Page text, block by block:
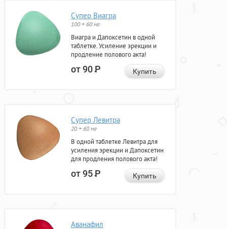
Супер Виагра
100 + 60 мг
Виагра и Дапоксетин в одной
таблетке. Усиление эрекции и
продление полового акта!
от 90Р Купить
Супер Левитра
20 + 60 мг
В одной таблетке Левитра для
усиления эрекции и Дапоксетин
для продления полового акта!
от 95Р Купить
Аванафил